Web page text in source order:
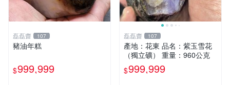
磊磊齋 107
豬油年糕
$999,999
磊磊齋 107
產地：花東 品名：紫玉雪花
（獨立礦） 重量：960公克
$999,999